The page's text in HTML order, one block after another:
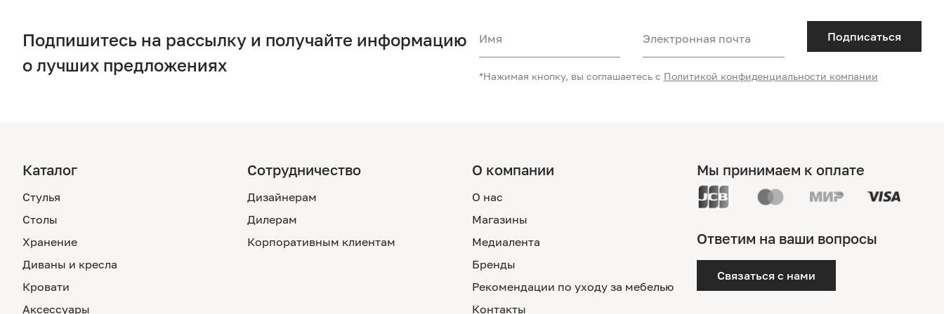
Подпишитесь на рассылку и получайте информацию
о лучших предложениях
Имя Электронная почта Подписаться
*Нажимая кнопку, вы соглашаетесь с Политикой конфиденциальности компании
Каталог
Стулья
Столы
Хранение
Диваны и кресла
Кровати
Аксессуары
Сотрудничество
Дизайнерам
Дилерам
Корпоративным клиентам
О компании
О нас
Магазины
Медиалента
Бренды
Рекомендации по уходу за мебелью
Контакты
Мы принимаем к оплате
Ответим на ваши вопросы
Связаться с нами